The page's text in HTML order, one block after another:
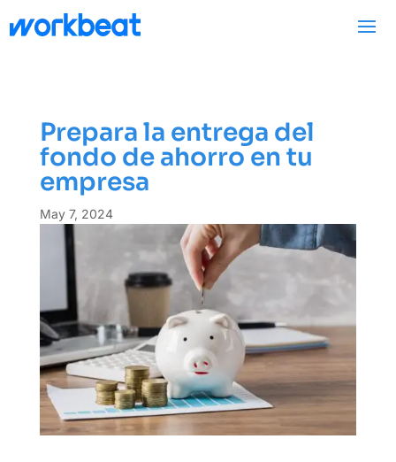
Prepara la entrega del
fondo de ahorro en tu
empresa
May 7, 2024